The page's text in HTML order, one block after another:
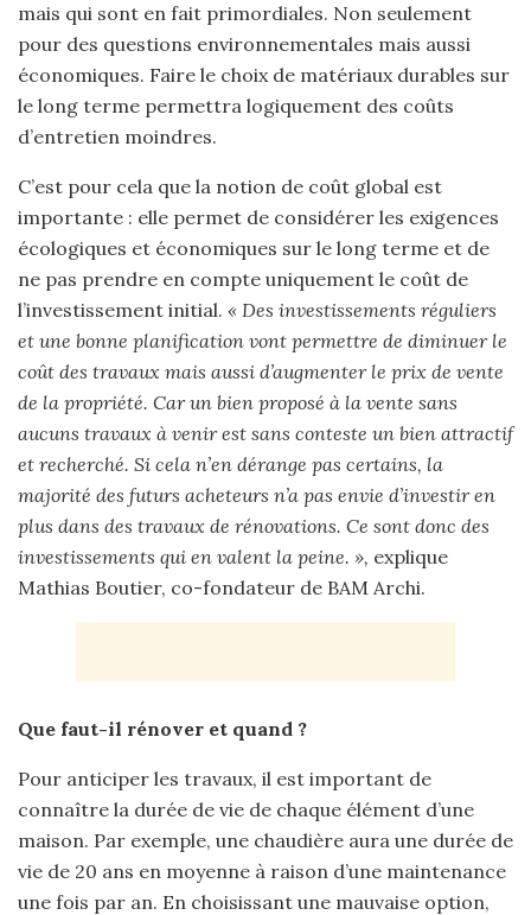
mais qui sont en fait primordiales. Non seulement
pour des questions environnementales mais aussi
économiques. Faire le choix de matériaux durables sur
le long terme permettra logiquement des coûts
d’entretien moindres.
C’est pour cela que la notion de coût global est
importante : elle permet de considérer les exigences
écologiques et économiques sur le long terme et de
ne pas prendre en compte uniquement le coût de
l’investissement initial. « Des investissements réguliers
et une bonne planification vont permettre de diminuer le
coût des travaux mais aussi d’augmenter le prix de vente
de la propriété. Car un bien proposé à la vente sans
aucuns travaux à venir est sans conteste un bien attractif
et recherché. Si cela n’en dérange pas certains, la
majorité des futurs acheteurs n’a pas envie d’investir en
plus dans des travaux de rénovations. Ce sont donc des
investissements qui en valent la peine. », explique
Mathias Boutier, co-fondateur de BAM Archi.
Que faut-il rénover et quand ?
Pour anticiper les travaux, il est important de
connaître la durée de vie de chaque élément d’une
maison. Par exemple, une chaudière aura une durée de
vie de 20 ans en moyenne à raison d’une maintenance
une fois par an. En choisissant une mauvaise option,